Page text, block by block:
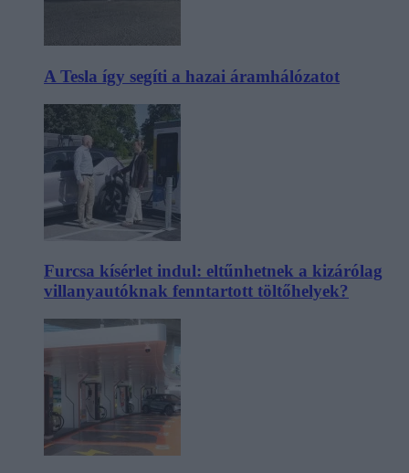
A Tesla így segíti a hazai áramhálózatot
Furcsa kísérlet indul: eltűnhetnek a kizárólag
villanyautóknak fenntartott töltőhelyek?